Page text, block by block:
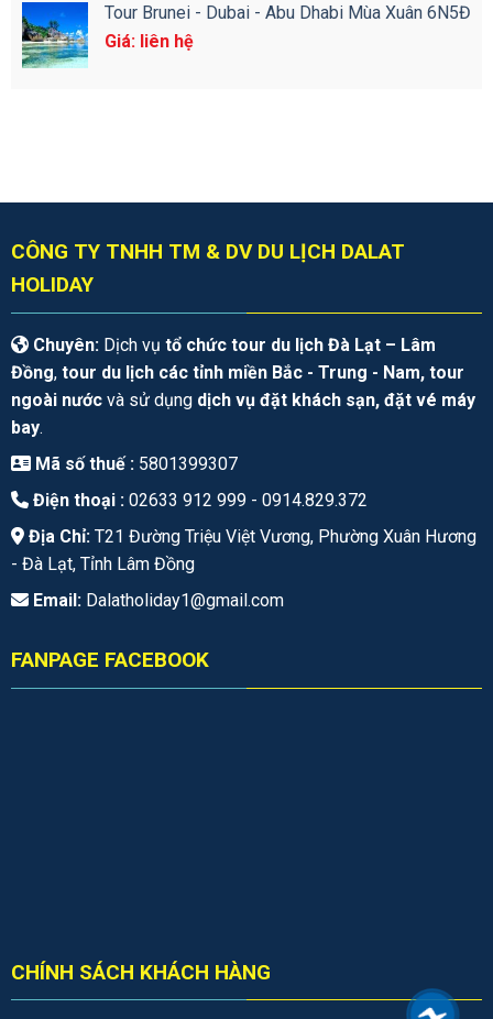
Tour Brunei - Dubai - Abu Dhabi Mùa Xuân 6N5Đ
Giá: liên hệ
CÔNG TY TNHH TM & DV DU LỊCH DALAT
HOLIDAY
Chuyên:Dịch vụ tổ chức tour du lịch Đà Lạt – Lâm
Đồng, tour du lịch các tỉnh miền Bắc - Trung - Nam, tour
ngoài nướcvà sử dụng dịch vụ đặt khách sạn, đặt vé máy
bay.
Mã số thuế : 5801399307
Điện thoại : 02633 912 999 - 0914.829.372
Địa Chỉ: T21 Đường Triệu Việt Vương, Phường Xuân Hương
- Đà Lạt, Tỉnh Lâm Đồng
Email: Dalatholiday1@gmail.com
FANPAGE FACEBOOK
CHÍNH SÁCH KHÁCH HÀNG